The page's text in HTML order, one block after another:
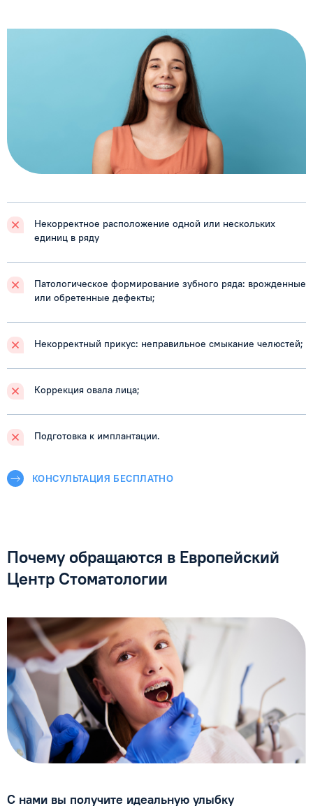
Некорректное расположение одной или нескольких
единиц в ряду
Патологическое формирование зубного ряда: врожденные
или обретенные дефекты;
Некорректный прикус: неправильное смыкание челюстей;
Коррекция овала лица;
Подготовка к имплантации.
КОНСУЛЬТАЦИЯ БЕСПЛАТНО
Почему обращаются в Европейский
Центр Стоматологии
С нами вы получите идеальную улыбку